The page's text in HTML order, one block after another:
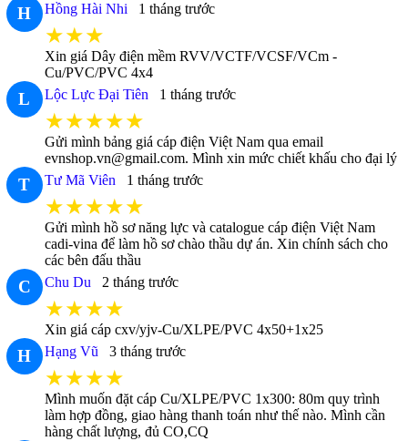
H Hồng Hài Nhi 1 tháng trước
★★★
Xin giá Dây điện mềm RVV/VCTF/VCSF/VCm -
Cu/PVC/PVC 4x4
L Lộc Lực Đại Tiên 1 tháng trước
★★★★★
Gửi mình bảng giá cáp điện Việt Nam qua email
evnshop.vn@gmail.com. Mình xin mức chiết khấu cho đại lý
T Tư Mã Viên 1 tháng trước
★★★★★
Gửi mình hồ sơ năng lực và catalogue cáp điện Việt Nam
cadi-vina để làm hồ sơ chào thầu dự án. Xin chính sách cho
các bên đấu thầu
C Chu Du 2 tháng trước
★★★★
Xin giá cáp cxv/yjv-Cu/XLPE/PVC 4x50+1x25
H Hạng Vũ 3 tháng trước
★★★★
Mình muốn đặt cáp Cu/XLPE/PVC 1x300: 80m quy trình
làm hợp đồng, giao hàng thanh toán như thế nào. Mình cần
hàng chất lượng, đủ CO,CQ